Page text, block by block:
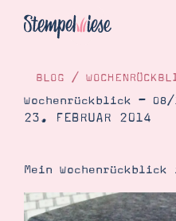
Katalog
Kontakt
BLOG /
Wochenrückblick – 08/
23. FEBRUAR 2014
Mein